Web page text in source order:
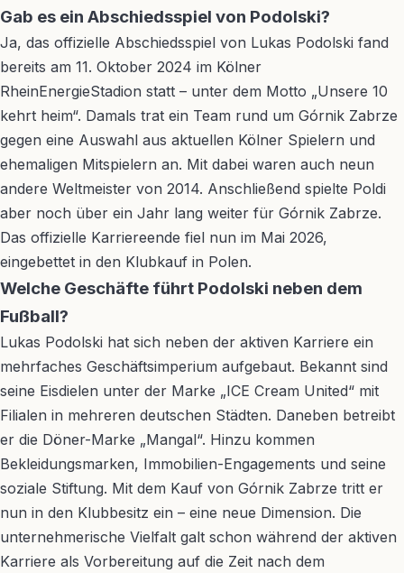
Gab es ein Abschiedsspiel von Podolski?
Ja, das offizielle Abschiedsspiel von Lukas Podolski fand
bereits am 11. Oktober 2024 im Kölner
RheinEnergieStadion statt – unter dem Motto „Unsere 10
kehrt heim“. Damals trat ein Team rund um Górnik Zabrze
gegen eine Auswahl aus aktuellen Kölner Spielern und
ehemaligen Mitspielern an. Mit dabei waren auch neun
andere Weltmeister von 2014. Anschließend spielte Poldi
aber noch über ein Jahr lang weiter für Górnik Zabrze.
Das offizielle Karriereende fiel nun im Mai 2026,
eingebettet in den Klubkauf in Polen.
Welche Geschäfte führt Podolski neben dem
Fußball?
Lukas Podolski hat sich neben der aktiven Karriere ein
mehrfaches Geschäftsimperium aufgebaut. Bekannt sind
seine Eisdielen unter der Marke „ICE Cream United“ mit
Filialen in mehreren deutschen Städten. Daneben betreibt
er die Döner-Marke „Mangal“. Hinzu kommen
Bekleidungsmarken, Immobilien-Engagements und seine
soziale Stiftung. Mit dem Kauf von Górnik Zabrze tritt er
nun in den Klubbesitz ein – eine neue Dimension. Die
unternehmerische Vielfalt galt schon während der aktiven
Karriere als Vorbereitung auf die Zeit nach dem